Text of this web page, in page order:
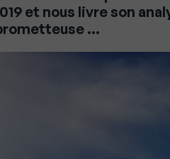
et nous livre son
…